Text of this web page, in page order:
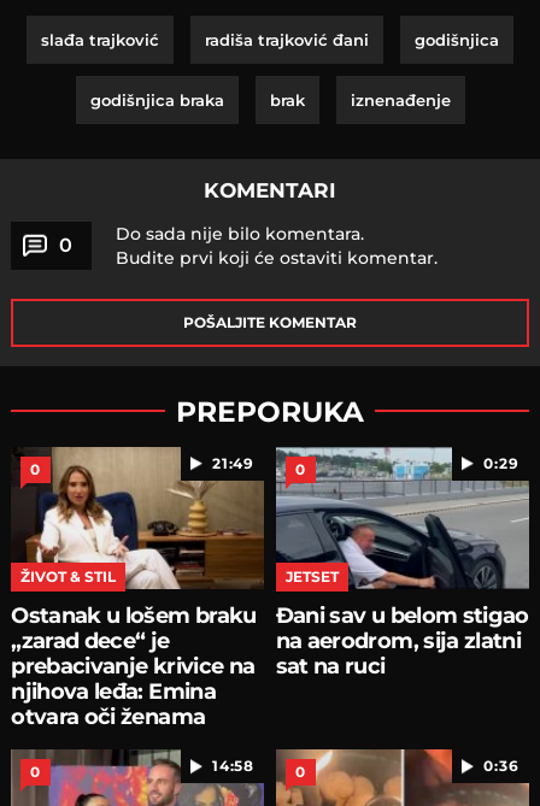
slađa trajković radiša trajković đani godišnjica
godišnjica braka brak iznenađenje
KOMENTARI
0
Do sada nije bilo komentara.
Budite prvi koji će ostaviti komentar.
POŠALJITE KOMENTAR
PREPORUKA
21:49
0
ŽIVOT & STIL
Ostanak u lošem braku
„zarad dece“ je
prebacivanje krivice na
njihova leđa: Emina
otvara oči ženama
0:29
0
JETSET
Đani sav u belom stigao
na aerodrom, sija zlatni
sat na ruci
14:58
0 0:36
0